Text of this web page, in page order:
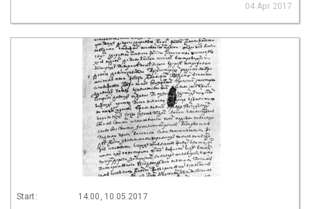
04 Apr 2017
Start: 14:00, 10.05.2017